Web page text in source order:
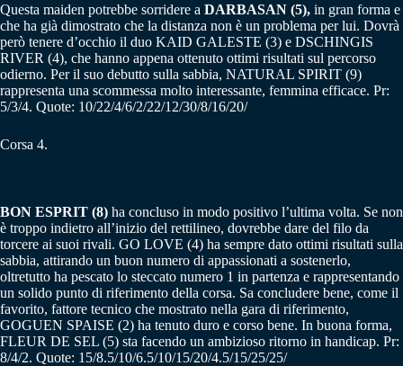
Questa maiden potrebbe sorridere a DARBASAN (5), in gran forma e
che ha già dimostrato che la distanza non è un problema per lui. Dovrà
però tenere d’occhio il duo KAID GALESTE (3) e DSCHINGIS
RIVER (4), che hanno appena ottenuto ottimi risultati sul percorso
odierno. Per il suo debutto sulla sabbia, NATURAL SPIRIT (9)
rappresenta una scommessa molto interessante, femmina efficace. Pr:
5/3/4. Quote: 10/22/4/6/2/22/12/30/8/16/20/
Corsa 4.
BON ESPRIT (8) ha concluso in modo positivo l’ultima volta. Se non
è troppo indietro all’inizio del rettilineo, dovrebbe dare del filo da
torcere ai suoi rivali. GO LOVE (4) ha sempre dato ottimi risultati sulla
sabbia, attirando un buon numero di appassionati a sostenerlo,
oltretutto ha pescato lo steccato numero 1 in partenza e rappresentando
un solido punto di riferimento della corsa. Sa concludere bene, come il
favorito, fattore tecnico che mostrato nella gara di riferimento,
GOGUEN SPAISE (2) ha tenuto duro e corso bene. In buona forma,
FLEUR DE SEL (5) sta facendo un ambizioso ritorno in handicap. Pr:
8/4/2. Quote: 15/8.5/10/6.5/10/15/20/4.5/15/25/25/